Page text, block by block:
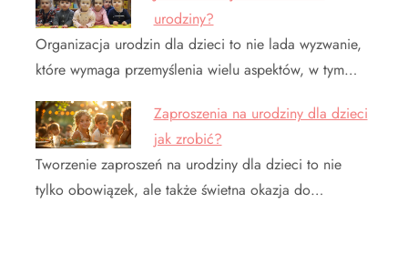
urodziny?
Organizacja urodzin dla dzieci to nie lada wyzwanie,
które wymaga przemyślenia wielu aspektów, w tym…
Zaproszenia na urodziny dla dzieci
jak zrobić?
Tworzenie zaproszeń na urodziny dla dzieci to nie
tylko obowiązek, ale także świetna okazja do…